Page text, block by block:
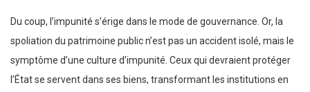
Du coup, l’impunité s’érige dans le mode de gouvernance. Or, la
spoliation du patrimoine public n’est pas un accident isolé, mais le
symptôme d’une culture d’impunité. Ceux qui devraient protéger
l’État se servent dans ses biens, transformant les institutions en